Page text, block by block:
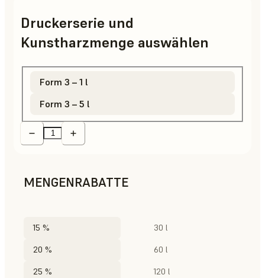
Druckerserie und
Kunstharzmenge auswählen
Form 3 – 1 l
Form 3 – 5 l
MENGENRABATTE
15 % 30 l
20 % 60 l
25 % 120 l